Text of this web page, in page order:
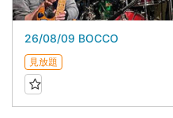
26/08/09 BOCCO
見放題